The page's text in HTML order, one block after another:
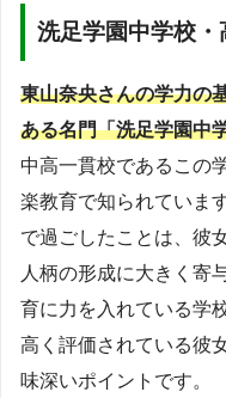
洗足学園中学校
東山奈央さんの学力の
ある名門「洗足学園中
中高一貫校であるこの
楽教育で知られていま
で過ごしたことは、彼
人柄の形成に大きく寄
育に力を入れている学
高く評価されている彼
味深いポイントです。